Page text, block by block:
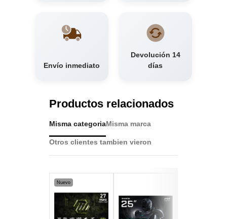
Envío inmediato
Devolución 14
días
Productos relacionados
Misma categoriaMisma marca
Otros clientes tambien vieron
Nuevo